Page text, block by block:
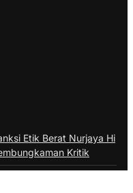
Etik Berat Nurjaya Hi
Kritik